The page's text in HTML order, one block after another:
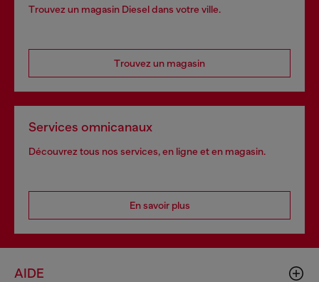
Trouvez un magasin Diesel dans votre ville.
Trouvez un magasin
Services omnicanaux
Découvrez tous nos services, en ligne et en magasin.
En savoir plus
AIDE